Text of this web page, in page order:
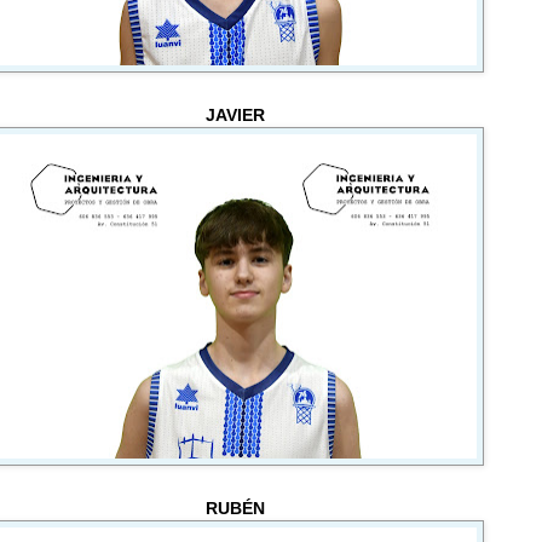
JAVIER
RUBÉN